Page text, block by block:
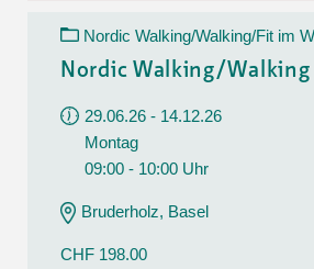
Nordic Walking/Walking/Fit im
Nordic Walking/Walking
29.06.26 - 14.12.26
Montag
09:00 - 10:00 Uhr
Bruderholz, Basel
CHF 198.00